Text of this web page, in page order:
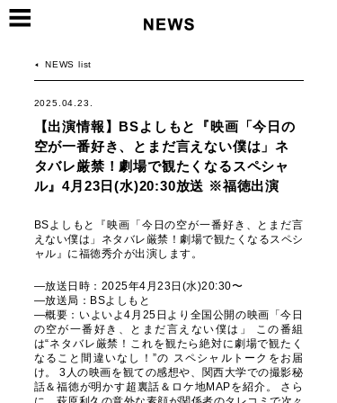
NEWS list
2025.04.23.
【出演情報】BSよしもと『映画「今日の
空が一番好き、とまだ言えない僕は」ネ
タバレ厳禁！劇場で観たくなるスペシャ
ル』4月23日(水)20:30放送 ※福徳出演
BSよしもと『映画「今日の空が一番好き、とまだ言
えない僕は」ネタバレ厳禁！劇場で観たくなるスペシ
ャル』に福徳秀介が出演します。
―放送日時：2025年4月23日(水)20:30〜
―放送局：BSよしもと
―概要：いよいよ4月25日より全国公開の映画「今日
の空が一番好き、とまだ言えない僕は」 この番組
は“ネタバレ厳禁！これを観たら絶対に劇場で観たく
なること間違いなし！”の スペシャルトークをお届
け。 3人の映画を観ての感想や、関西大学での撮影秘
話＆福徳が明かす超裏話＆ロケ地MAPを紹介。 さら